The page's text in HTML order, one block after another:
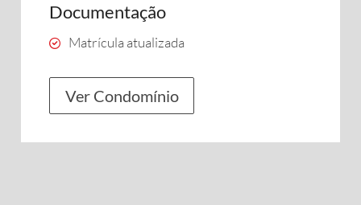
Documentação
Matrícula atualizada
Ver Condomínio